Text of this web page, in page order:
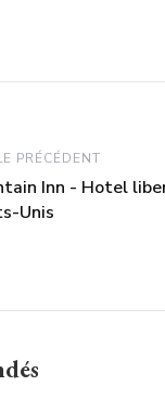
PRÉCÉDENT
Inn - Hotel
Unis